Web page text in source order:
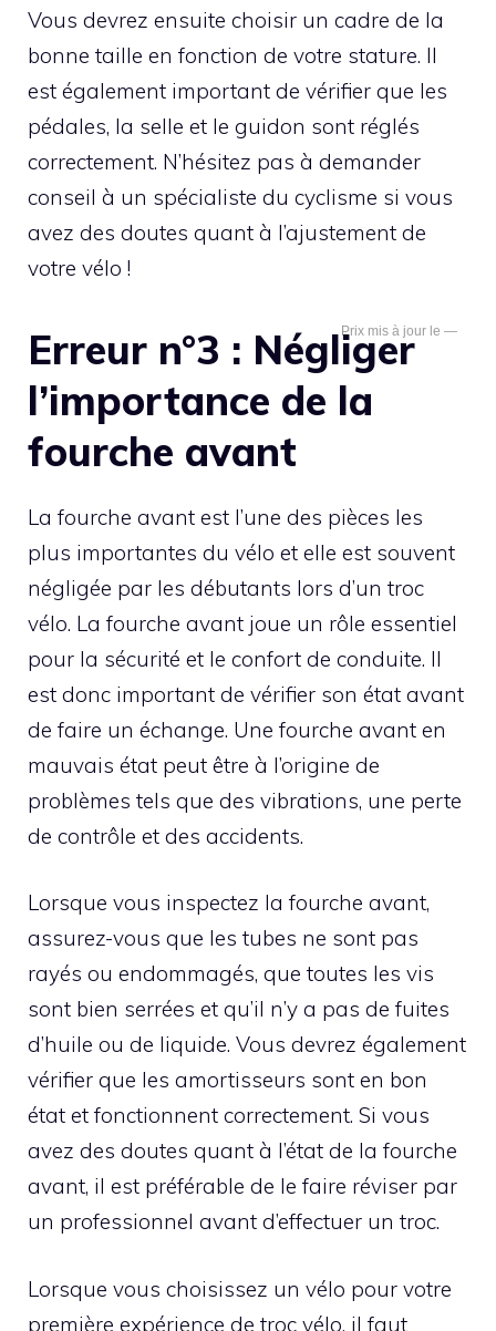
Vous devrez ensuite choisir un cadre de la
bonne taille en fonction de votre stature. Il
est également important de vérifier que les
pédales, la selle et le guidon sont réglés
correctement. N’hésitez pas à demander
conseil à un spécialiste du cyclisme si vous
avez des doutes quant à l’ajustement de
votre vélo !
—
Erreur n°3 : Négliger
l’importance de la
fourche avant
La fourche avant est l’une des pièces les
plus importantes du vélo et elle est souvent
négligée par les débutants lors d’un troc
vélo. La fourche avant joue un rôle essentiel
pour la sécurité et le confort de conduite. Il
est donc important de vérifier son état avant
de faire un échange. Une fourche avant en
mauvais état peut être à l’origine de
problèmes tels que des vibrations, une perte
de contrôle et des accidents.
Lorsque vous inspectez la fourche avant,
assurez-vous que les tubes ne sont pas
rayés ou endommagés, que toutes les vis
sont bien serrées et qu’il n’y a pas de fuites
d’huile ou de liquide. Vous devrez également
vérifier que les amortisseurs sont en bon
état et fonctionnent correctement. Si vous
avez des doutes quant à l’état de la fourche
avant, il est préférable de le faire réviser par
un professionnel avant d’effectuer un troc.
Lorsque vous choisissez un vélo pour votre
première expérience de troc vélo, il faut